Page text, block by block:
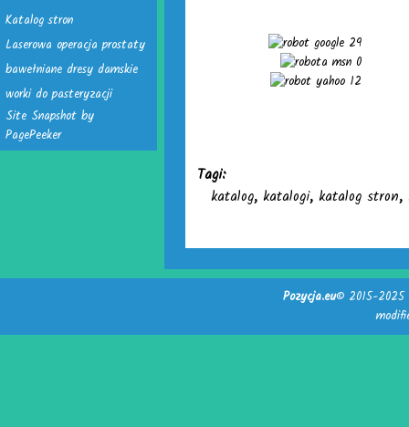
Katalog stron
Laserowa operacja prostaty
bawełniane dresy damskie
worki do pasteryzacji
Site Snapshot by
PagePeeker
29
0
12
Tagi:
katalog, katalogi, katalog stron,
Pozycja.eu© 2015-